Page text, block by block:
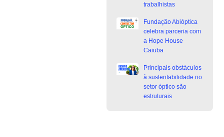
trabalhistas
Fundação Abióptica
celebra parceria com
a Hope House
Caiuba
Principais obstáculos
à sustentabilidade no
setor óptico são
estruturais